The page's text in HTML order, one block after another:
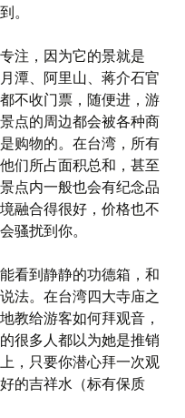
。
注，因为它的景就是
潭、阿里山、蒋介石官
不收门票，随便进，游
点的周边都会被各种商
购物的。在台湾，所有
们所占面积总和，甚至
点内一般也会有纪念品
融合得很好，价格也不
骚扰到你。
看到静静的功德箱，和
法。在台湾四大寺庙之
教给游客如何拜观音，
很多人都以为她是推销
，只要你潜心拜一次观
的吉祥水（标有保质